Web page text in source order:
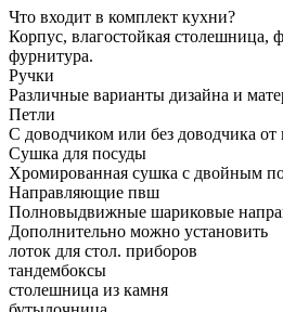
Что входит в комплект кухни?
Корпус, влагостойкая столешница,
фурнитура.
Ручки
Различные варианты дизайна и
Петли
С доводчиком или без доводчика
Сушка для посуды
Хромированная сушка с двойным
Направляющие пвш
Полновыдвижные шариковые
Дополнительно можно установить
лоток для стол. приборов
тандембоксы
столешница из камня